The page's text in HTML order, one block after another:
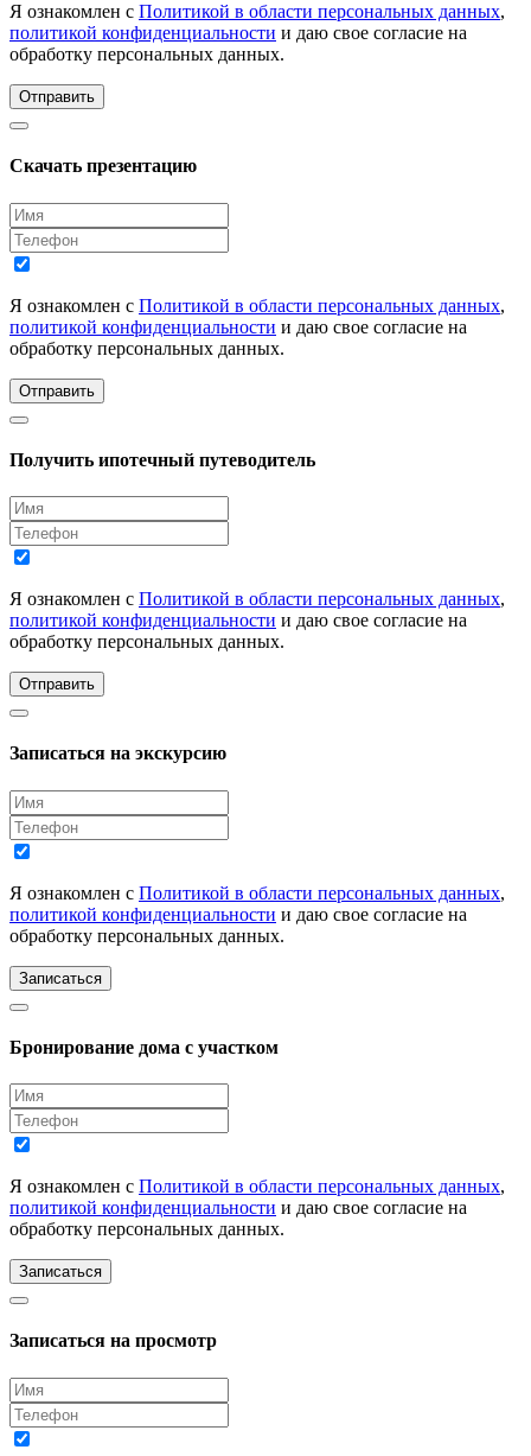
Я ознакомлен с Политикой в области персональных данных,
политикой конфиденциальности и даю свое согласие на
обработку персональных данных.
Отправить
Скачать презентацию
Я ознакомлен с Политикой в области персональных данных,
политикой конфиденциальности и даю свое согласие на
обработку персональных данных.
Отправить
Получить ипотечный путеводитель
Я ознакомлен с Политикой в области персональных данных,
политикой конфиденциальности и даю свое согласие на
обработку персональных данных.
Отправить
Записаться на экскурсию
Я ознакомлен с Политикой в области персональных данных,
политикой конфиденциальности и даю свое согласие на
обработку персональных данных.
Записаться
Бронирование дома с участком
Я ознакомлен с Политикой в области персональных данных,
политикой конфиденциальности и даю свое согласие на
обработку персональных данных.
Записаться
Записаться на просмотр